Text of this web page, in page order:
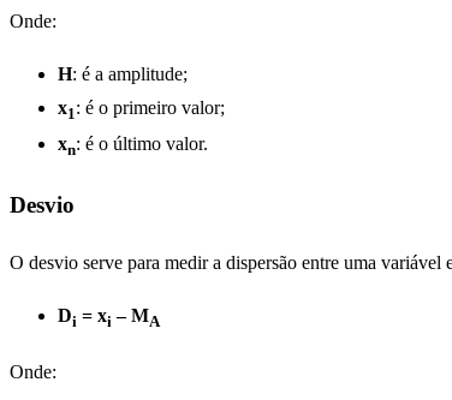
Onde:
H: é a amplitude;
x1 : é o primeiro valor;
xn: é o último valor.
Desvio
O desvio serve para medir a dispersão entre uma
Di = xi – MA
Onde: